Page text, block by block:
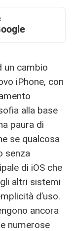
un cambio
iPhone, con
alla base
paura di
se qualcosa
senza
di iOS che
altri sistemi
d’uso.
ancora
numerose